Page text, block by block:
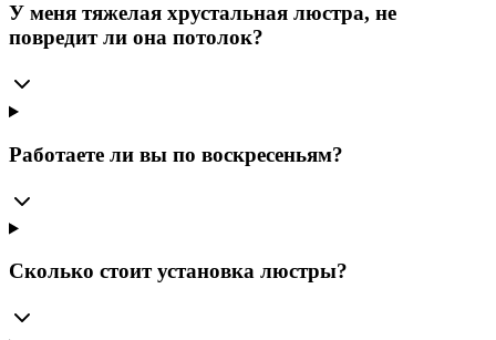
У меня тяжелая хрустальная люстра, не
повредит ли она потолок?
Работаете ли вы по воскресеньям?
Сколько стоит установка люстры?